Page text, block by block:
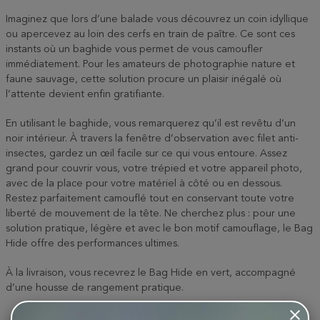
Imaginez que lors d’une balade vous découvrez un coin idyllique
ou apercevez au loin des cerfs en train de paître. Ce sont ces
instants où un baghide vous permet de vous camoufler
immédiatement. Pour les amateurs de photographie nature et
faune sauvage, cette solution procure un plaisir inégalé où
l’attente devient enfin gratifiante.
En utilisant le baghide, vous remarquerez qu’il est revêtu d’un
noir intérieur. À travers la fenêtre d’observation avec filet anti-
insectes, gardez un œil facile sur ce qui vous entoure. Assez
grand pour couvrir vous, votre trépied et votre appareil photo,
avec de la place pour votre matériel à côté ou en dessous.
Restez parfaitement camouflé tout en conservant toute votre
liberté de mouvement de la tête. Ne cherchez plus : pour une
solution pratique, légère et avec le bon motif camouflage, le Bag
Hide offre des performances ultimes.
À la livraison, vous recevrez le Bag Hide en vert, accompagné
d’une housse de rangement pratique.